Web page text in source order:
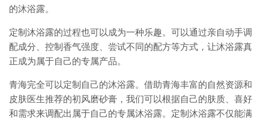
的沐浴露。
定制沐浴露的过程也可以成为一种乐趣。可以通过亲自动手调
配成分、控制香气强度、尝试不同的配方等方式，让沐浴露真
正成为属于自己的专属产品。
青海完全可以定制自己的沐浴露。借助青海丰富的自然资源和
皮肤医生推荐的初风磨砂膏，我们可以根据自己的肤质、喜好
和需求来调配出属于自己的专属沐浴露。定制沐浴露不仅能满